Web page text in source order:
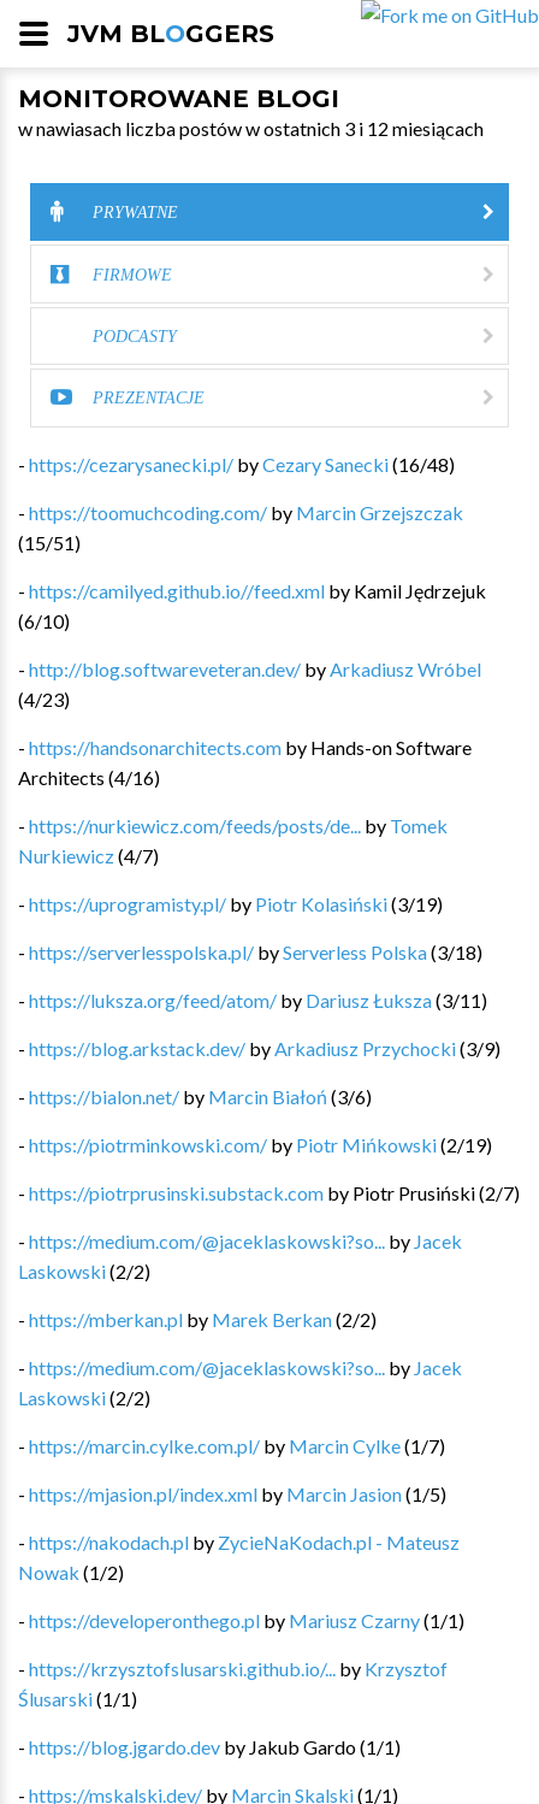
JVM BLOGGERS
MONITOROWANE BLOGI
w nawiasach liczba postów w ostatnich 3 i 12 miesiącach
PRYWATNE
FIRMOWE
PODCASTY
PREZENTACJE
- https://cezarysanecki.pl/ byCezary Sanecki(16/48)
- https://toomuchcoding.com/ by Marcin Grzejszczak
(15/51)
- https://camilyed.github.io//feed.xml by Kamil Jędrzejuk
(6/10)
- http://blog.softwareveteran.dev/ by Arkadiusz Wróbel
(4/23)
- https://handsonarchitects.com by Hands-on Software
Architects (4/16)
- https://nurkiewicz.com/feeds/posts/de... by Tomek
Nurkiewicz(4/7)
- https://uprogramisty.pl/ by Piotr Kolasiński(3/19)
- https://serverlesspolska.pl/ byServerless Polska(3/18)
- https://luksza.org/feed/atom/ by Dariusz Łuksza(3/11)
- https://blog.arkstack.dev/ by Arkadiusz Przychocki(3/9)
- https://bialon.net/ by Marcin Białoń (3/6)
- https://piotrminkowski.com/ by Piotr Mińkowski(2/19)
- https://piotrprusinski.substack.com by Piotr Prusiński(2/7)
- https://medium.com/@jaceklaskowski?so... by Jacek
Laskowski(2/2)
- https://mberkan.pl by Marek Berkan(2/2)
- https://medium.com/@jaceklaskowski?so... by Jacek
Laskowski(2/2)
- https://marcin.cylke.com.pl/ by Marcin Cylke(1/7)
- https://mjasion.pl/index.xml by Marcin Jasion(1/5)
- https://nakodach.pl by ZycieNaKodach.pl - Mateusz
Nowak (1/2)
- https://developeronthego.pl by Mariusz Czarny(1/1)
- https://krzysztofslusarski.github.io/... by Krzysztof
Ślusarski(1/1)
- https://blog.jgardo.dev by Jakub Gardo(1/1)
- https://mskalski.dev/ by Marcin Skalski(1/1)